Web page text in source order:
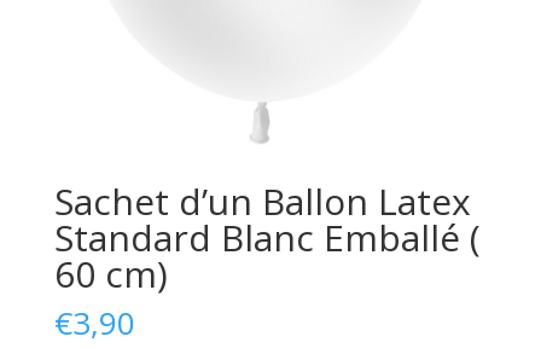
Sachet d’un Ballon Latex
Standard Blanc Emballé (
60 cm)
€3,90